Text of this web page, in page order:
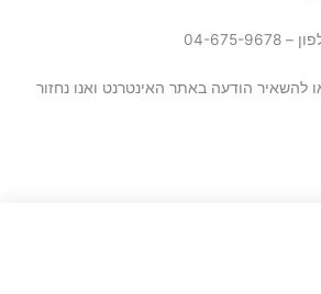
9678
השעות 9:00 – 17:00 או להשאיר הודעה באתר האינטרנט ואנו נחזור